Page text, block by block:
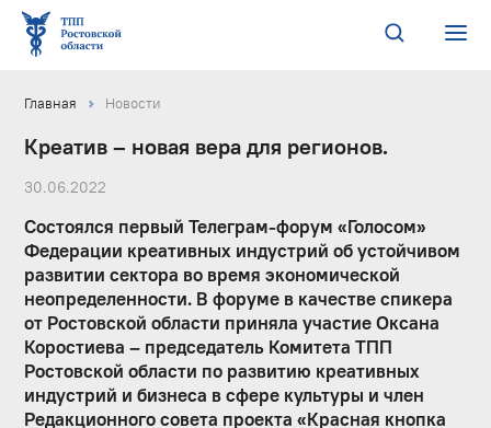
Главная Новости
Креатив – новая вера для регионов.
30.06.2022
Состоялся первый Телеграм-форум «Голосом»
Федерации креативных индустрий об устойчивом
развитии сектора во время экономической
неопределенности. В форуме в качестве спикера
от Ростовской области приняла участие Оксана
Коростиева – председатель Комитета ТПП
Ростовской области по развитию креативных
индустрий и бизнеса в сфере культуры и член
Редакционного совета проекта «Красная кнопка